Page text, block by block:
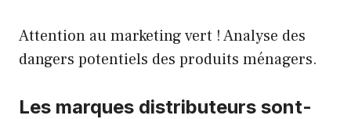
Attention au marketing vert !Analyse des
dangers potentiels des produits ménagers.
Les marques distributeurs sont-